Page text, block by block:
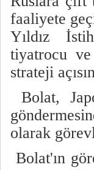
faaliyete
Yıldız
tiyatrocu
strateji
Bolat,
olarak
Bolat'ın